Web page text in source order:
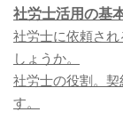
社労士活用の基
社労士に依頼さ
しょうか。
社労士の役割。
す。